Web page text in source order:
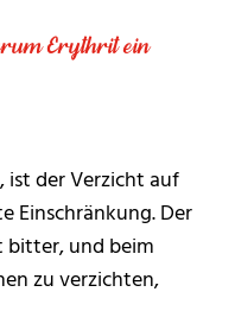
Erythrit ein
ist der Verzicht auf
Einschränkung. Der
bitter, und beim
zu verzichten,